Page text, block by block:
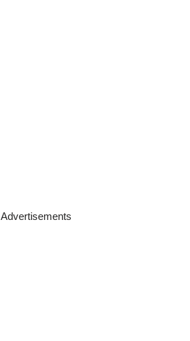
Advertisements